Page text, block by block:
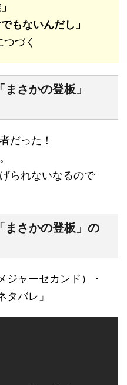
もないんだし」
づく
さかの登板」
だった！
られないなるので
まさかの登板」の
ャーセカンド）・
バレ」